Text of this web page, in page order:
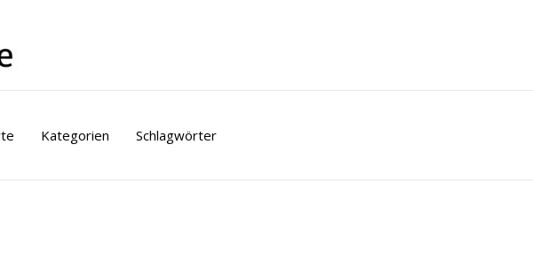
Kategorien Schlagwörter